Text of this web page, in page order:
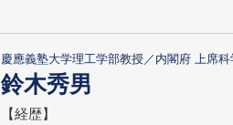
慶應義塾大学理工学部教授／内閣府 上席科
鈴木秀男
【経歴】